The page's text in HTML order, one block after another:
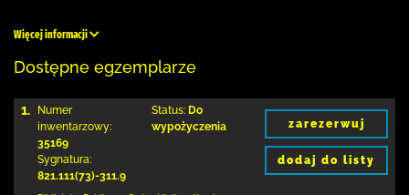
Więcej informacji
Dostępne egzemplarze
1.
Numer
inwentarzowy:
35169
Sygnatura:
821.111(73)-311.9
Status: Do
wypożyczenia
zarezerwuj
dodaj do listy